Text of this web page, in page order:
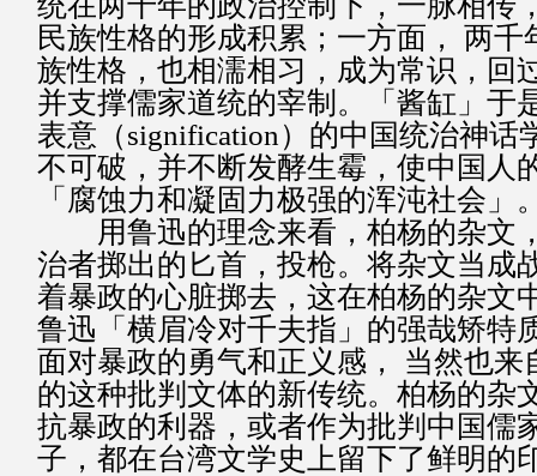
民族性格的形成积累；一方面， 两千
族性格，也相濡相习，成为常识，回
并支撑儒家道统的宰制。「酱缸」于
表意（signification）的中国统治神话
不可破，并不断发酵生霉，使中国人
「腐蚀力和凝固力极强的浑沌社会」
用鲁迅的理念来看，柏杨的杂文
治者掷出的匕首，投枪。将杂文当成
着暴政的心脏掷去，这在柏杨的杂文
鲁迅「横眉冷对千夫指」的强哉矫特
面对暴政的勇气和正义感， 当然也来
的这种批判文体的新传统。柏杨的杂
抗暴政的利器，或者作为批判中国儒
子，都在台湾文学史上留下了鲜明的